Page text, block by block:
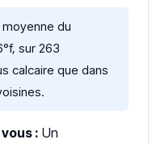
du
sur 263
calcaire que dans
: Un